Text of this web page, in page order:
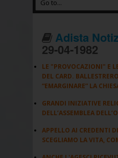
Adista
29-04-1982
LE "PROVOCAZIONI" E
DEL CARD.
“EMARGINARE” LA
GRANDI INIZIATIVE
DELL’ASSEMBLEA
APPELLO AI CREDENTI
SCEGLIAMO LA VITA,